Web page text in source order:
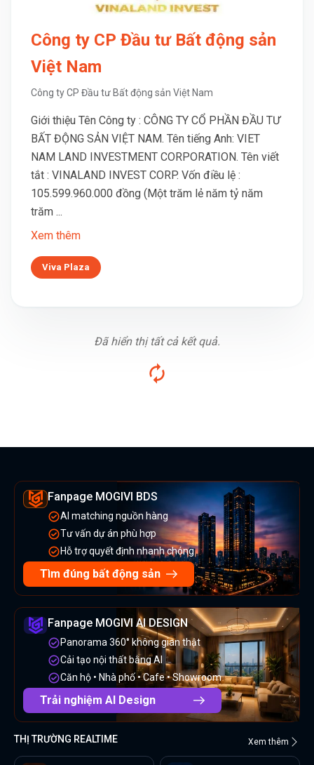
Công ty CP Đầu tư Bất động sản
Việt Nam
Công ty CP Đầu tư Bất động sản Việt Nam
Giới thiệu Tên Công ty : CÔNG TY CỔ PHẦN ĐẦU TƯ
BẤT ĐỘNG SẢN VIỆT NAM. Tên tiếng Anh: VIET
NAM LAND INVESTMENT CORPORATION. Tên viết
tắt : VINALAND INVEST CORP. Vốn điều lệ :
105.599.960.000 đồng (Một trăm lẻ năm tỷ năm
trăm ...
Xem thêm
Viva Plaza
Đã hiển thị tất cả kết quả.
Fanpage MOGIVI BDS
AI matching nguồn hàng
Tư vấn dự án phù hợp
Hỗ trợ quyết định nhanh chóng
Tìm đúng bất động sản
Fanpage MOGIVI AI DESIGN
Panorama 360° không gian thật
Cải tạo nội thất bằng AI
Căn hộ • Nhà phố • Cafe • Showroom
Trải nghiệm AI Design
THỊ TRƯỜNG REALTIME Xem thêm